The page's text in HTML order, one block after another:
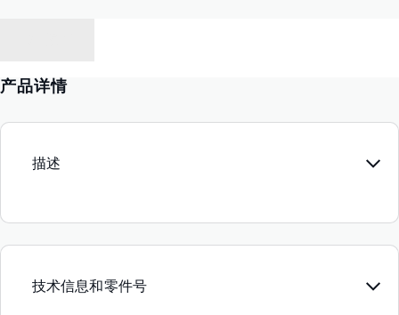
产品详情
描述
技术信息和零件号